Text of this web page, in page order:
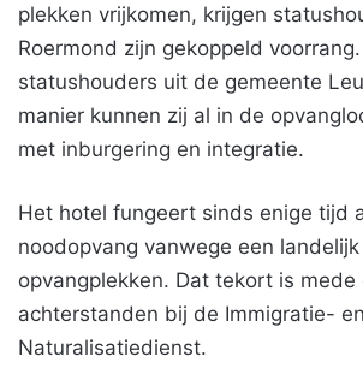
plekken vrijkomen, krijgen
Roermond zijn gekoppeld
statushouders uit de gemeente
manier kunnen zij al in de
met inburgering en integratie.
Het hotel fungeert sinds enige tijd
noodopvang vanwege een
opvangplekken. Dat tekort is
achterstanden bij de Immigratie- en
Naturalisatiedienst.